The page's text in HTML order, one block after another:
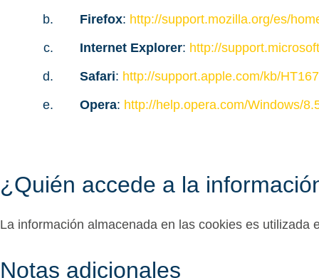
Firefox: http://support.mozilla.org/es/
Internet Explorer: http://
Safari: http://support.apple.com/kb/
Opera: http://help.opera.com/Windows/
¿Quién accede a la
La información almacenada en las cookies es utilizada
Notas adicionales